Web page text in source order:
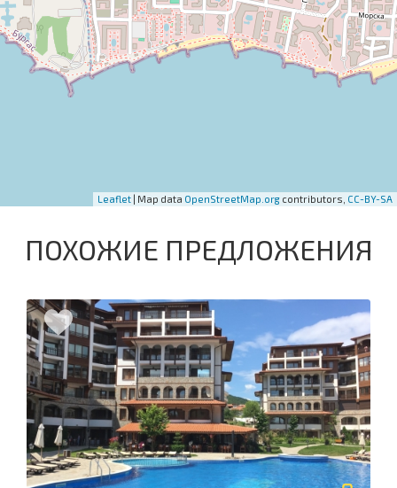
Leaflet | Map data OpenStreetMap.org contributors, CC-BY-SA
ПОХОЖИЕ ПРЕДЛОЖЕНИЯ